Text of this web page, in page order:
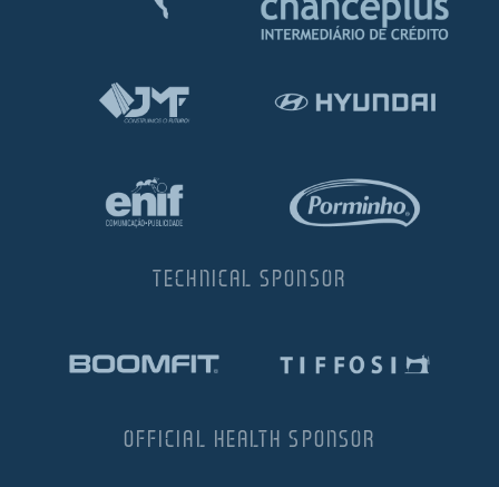
TECHNICAL SPONSOR
OFFICIAL HEALTH SPONSOR